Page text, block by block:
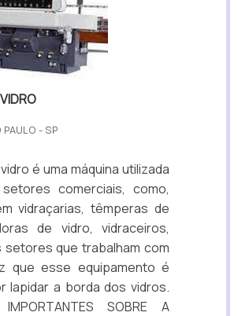
PAULO - SP
é uma máquina utilizada
comerciais, como,
vidraçarias, têmperas de
de vidro, vidraceiros,
que trabalham com
que esse equipamento é
lapidar a borda dos vidros.
IMPORTANTES SOBRE A